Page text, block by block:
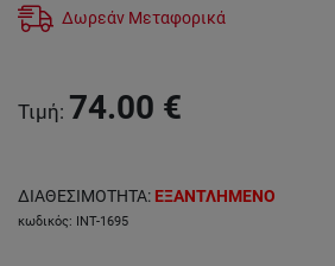
Δωρεάν Μεταφορικά
Τιμή: 74.00 €
ΔΙΑΘΕΣΙΜΟΤΗΤΑ: ΕΞΑΝΤΛΗΜΕΝΟ
κωδικός: INT-1695